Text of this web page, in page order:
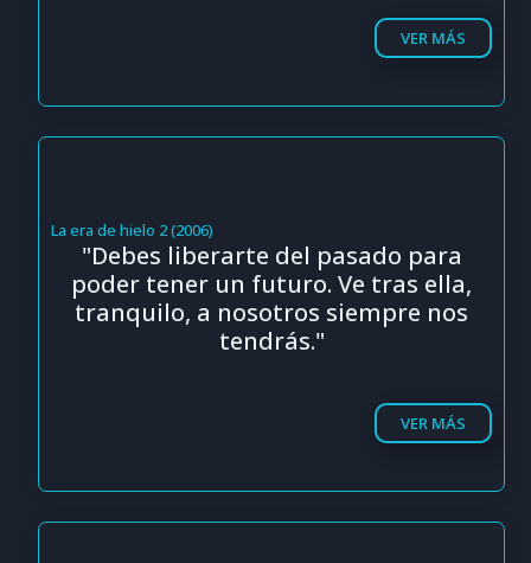
VER MÁS
La era de hielo 2 (2006)
"Debes liberarte del pasado para
poder tener un futuro. Ve tras ella,
tranquilo, a nosotros siempre nos
tendrás."
VER MÁS